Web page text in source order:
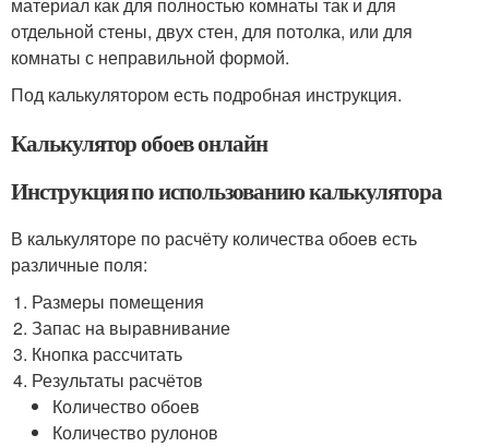
материал как для полностью комнаты так и для
отдельной стены, двух стен, для потолка, или для
комнаты с неправильной формой.
Под калькулятором есть подробная инструкция.
Калькулятор обоев онлайн
Инструкция по использованию калькулятора
В калькуляторе по расчёту количества обоев есть
различные поля:
Размеры помещения
Запас на выравнивание
Кнопка рассчитать
Результаты расчётов
Количество обоев
Количество рулонов